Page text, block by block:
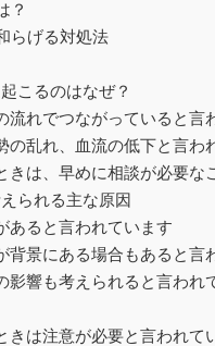
？
らげる対処法
こるのはなぜ？
流れでつながっていると言
の乱れ、血流の低下と言わ
きは、早めに相談が必要な
られる主な原因
あると言われています
背景にある場合もあると言
影響も考えられると言われ
きは注意が必要と言われて